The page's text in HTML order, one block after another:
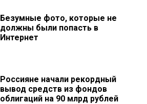
Безумные фото, которые не
должны были попасть в
Интернет
Россияне начали рекордный
вывод средств из фондов
облигаций на 90 млрд рублей